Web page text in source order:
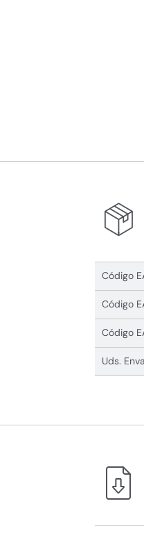
Código
Código
Código
Uds.